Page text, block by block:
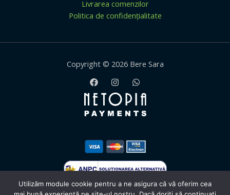
Livrarea comenzilor
Politica de confidențialitate
Copyright © 2026 Bere Sara
Utilizăm module cookie pentru a ne asigura că vă oferim cea